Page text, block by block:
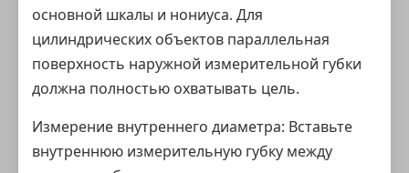
основной шкалы и нониуса. Для
цилиндрических объектов параллельная
поверхность наружной измерительной губки
должна полностью охватывать цель.
Измерение внутреннего диаметра: Вставьте
внутреннюю измерительную губку между